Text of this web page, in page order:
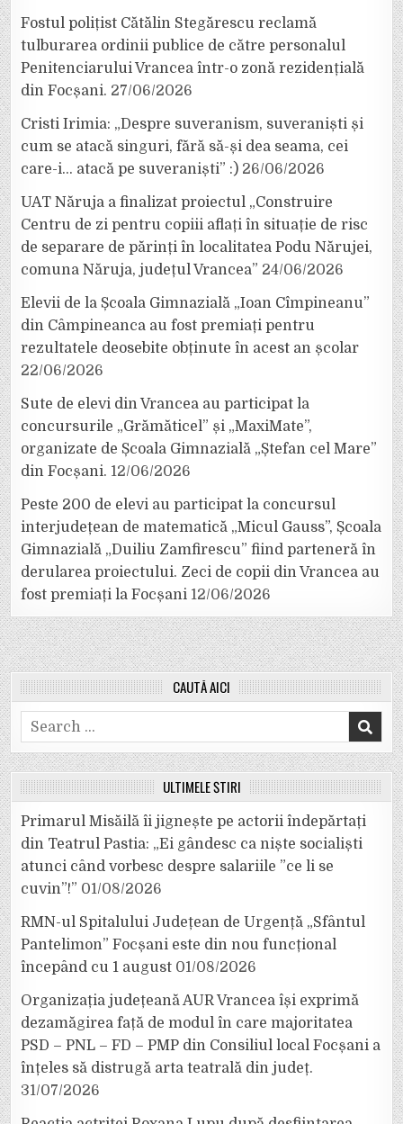
Fostul polițist Cătălin Stegărescu reclamă
tulburarea ordinii publice de către personalul
Penitenciarului Vrancea într-o zonă rezidențială
din Focșani. 27/06/2026
Cristi Irimia: „Despre suveranism, suveraniști și
cum se atacă singuri, fără să-și dea seama, cei
care-i… atacă pe suveraniști” :) 26/06/2026
UAT Năruja a finalizat proiectul „Construire
Centru de zi pentru copiii aflați în situație de risc
de separare de părinți în localitatea Podu Nărujei,
comuna Năruja, județul Vrancea” 24/06/2026
Elevii de la Școala Gimnazială „Ioan Cîmpineanu”
din Câmpineanca au fost premiați pentru
rezultatele deosebite obținute în acest an școlar
22/06/2026
Sute de elevi din Vrancea au participat la
concursurile „Grămăticel” și „MaxiMate”,
organizate de Școala Gimnazială „Ștefan cel Mare”
din Focșani. 12/06/2026
Peste 200 de elevi au participat la concursul
interjudețean de matematică „Micul Gauss”, Școala
Gimnazială „Duiliu Zamfirescu” fiind parteneră în
derularea proiectului. Zeci de copii din Vrancea au
fost premiați la Focșani 12/06/2026
CAUTĂ AICI
Search
for:
ULTIMELE ȘTIRI
Primarul Misăilă îi jignește pe actorii îndepărtați
din Teatrul Pastia: „Ei gândesc ca niște socialiști
atunci când vorbesc despre salariile ”ce li se
cuvin”!” 01/08/2026
RMN-ul Spitalului Județean de Urgență „Sfântul
Pantelimon” Focșani este din nou funcțional
începând cu 1 august 01/08/2026
Organizația județeană AUR Vrancea își exprimă
dezamăgirea față de modul în care majoritatea
PSD – PNL – FD – PMP din Consiliul local Focșani a
înțeles să distrugă arta teatrală din județ.
31/07/2026